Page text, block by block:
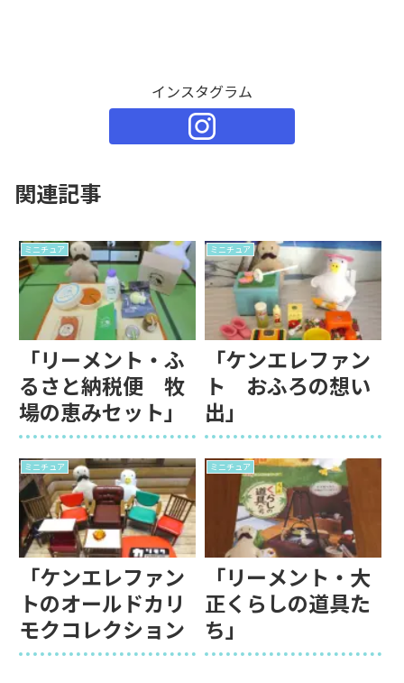
インスタグラム
関連記事
ミニチュア
「リーメント・ふ
るさと納税便 牧
場の恵みセット」
ミニチュア
「ケンエレファン
ト おふろの想い
出」
ミニチュア
「ケンエレファン
トのオールドカリ
モクコレクション
ミニチュア
「リーメント・大
正くらしの道具た
ち」